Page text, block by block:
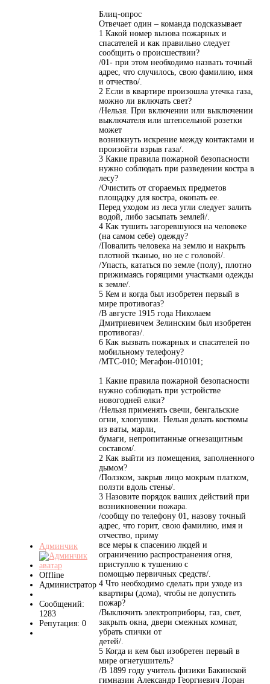
Админчик
Offline
Администратор
Сообщений:
1283
Репутация: 0
Блиц-опрос
Отвечает один – команда подсказывает
1 Какой номер вызова пожарных и
спасателей и как правильно следует
сообщить о происшествии?
/01- при этом необходимо назвать точный
адрес, что случилось, свою фамилию, имя
и отчество/.
2 Если в квартире произошла утечка газа,
можно ли включать свет?
/Нельзя. При включении или выключении
выключателя или штепсельной розетки
может
возникнуть искрение между контактами и
произойти взрыв газа/.
3 Какие правила пожарной безопасности
нужно соблюдать при разведении костра в
лесу?
/Очистить от сгораемых предметов
площадку для костра, окопать ее.
Перед уходом из леса угли следует залить
водой, либо засыпать землей/.
4 Как тушить загоревшуюся на человеке
(на самом себе) одежду?
/Повалить человека на землю и накрыть
плотной тканью, но не с головой/.
/Упасть, кататься по земле (полу), плотно
прижимаясь горящими участками одежды
к земле/.
5 Кем и когда был изобретен первый в
мире противогаз?
/В августе 1915 года Николаем
Дмитриевичем Зелинским был изобретен
противогаз/.
6 Как вызвать пожарных и спасателей по
мобильному телефону?
/МТС-010; Мегафон-010101;
1 Какие правила пожарной безопасности
нужно соблюдать при устройстве
новогодней елки?
/Нельзя применять свечи, бенгальские
огни, хлопушки. Нельзя делать костюмы
из ваты, марли,
бумаги, непропитанные огнезащитным
составом/.
2 Как выйти из помещения, заполненного
дымом?
/Ползком, закрыв лицо мокрым платком,
ползти вдоль стены/.
3 Назовите порядок ваших действий при
возникновении пожара.
/сообщу по телефону 01, назову точный
адрес, что горит, свою фамилию, имя и
отчество, приму
все меры к спасению людей и
ограничению распространения огня,
приступлю к тушению с
помощью первичных средств/.
4 Что необходимо сделать при уходе из
квартиры (дома), чтобы не допустить
пожар?
/Выключить электроприборы, газ, свет,
закрыть окна, двери смежных комнат,
убрать спички от
детей/.
5 Когда и кем был изобретен первый в
мире огнетушитель?
/В 1899 году учитель физики Бакинской
гимназии Александр Георгиевич Лоран